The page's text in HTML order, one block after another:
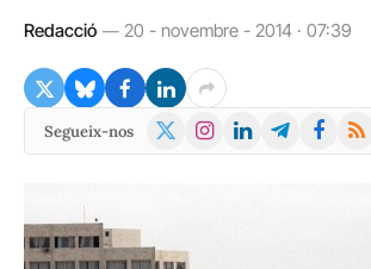
Redacció 20 - novembre - 2014 · 07:39
Segueix-nos
X
Instagram
LinkedInTelegramFacebook
RSS